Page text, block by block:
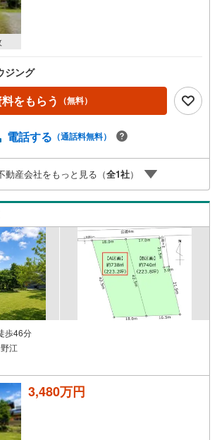
ジング
をもらう （無料）
電話する （通話料無料）
動産会社をもっと見る（全1社）
歩46分
江
3,480万円